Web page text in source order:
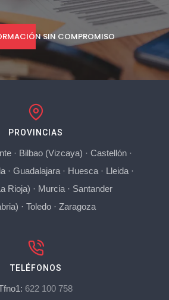
SIN COMPROMISO
PROVINCIAS
· Bilbao (Vizcaya) · Castellón·
· Guadalajara· Huesca· Lleida·
Rioja) · Murcia· Santander
·Toledo ·Zaragoza
TELÉFONOS
622 100 758